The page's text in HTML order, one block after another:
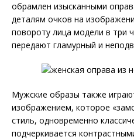
обрамлен изысканными
деталям очков на
повороту лица модели в три
передают гламурный и
Мужские образы также
изображением, которое
стиль, одновременно
подчеркивается